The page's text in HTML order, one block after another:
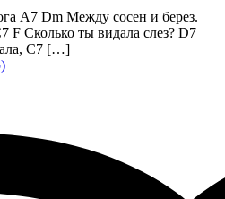
A7 Dm Между сосен и берез.
F Сколько ты видала слез? D7
C7 […]